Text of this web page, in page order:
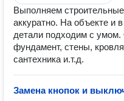
Выполняем
аккуратно. На объекте и
детали подходим с
фундамент, стены,
сантехника и.т.д.
Замена кнопок и